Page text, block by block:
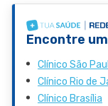
Encontre
Clínico São
Clínico Rio de
Clínico Brasília